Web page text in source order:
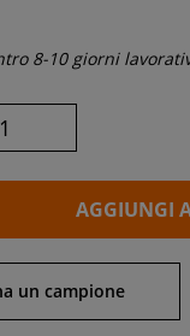
8-10 giorni
AGGIUNGI
un campione